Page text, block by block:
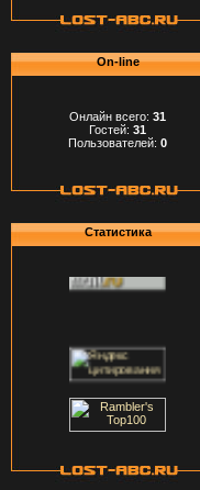
On-line
Онлайн всего: 31
Гостей: 31
Пользователей: 0
Статистика